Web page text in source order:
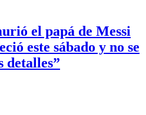
el papá de Messi
este sábado y no se
detalles”